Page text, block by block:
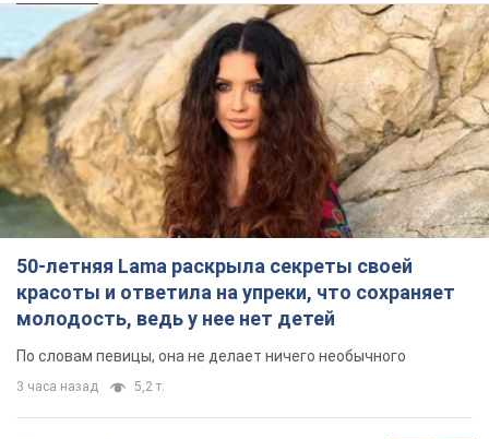
50-летняя Lama раскрыла секреты своей
красоты и ответила на упреки, что сохраняет
молодость, ведь у нее нет детей
По словам певицы, она не делает ничего необычного
3 часа назад 5,2 т.